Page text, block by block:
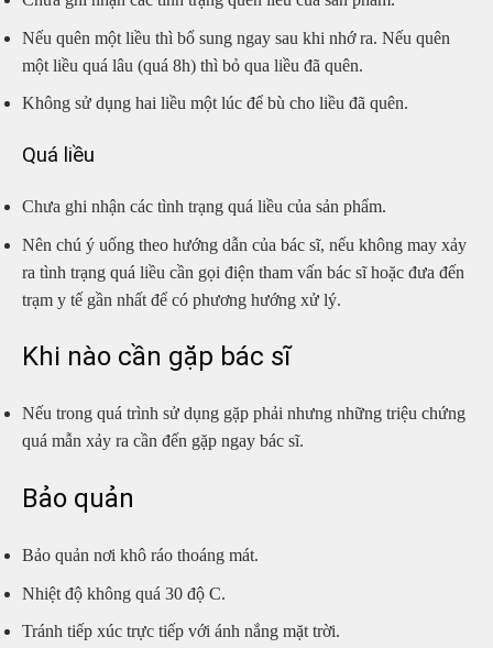
Nếu quên một liều thì bổ sung ngay sau khi nhớ ra. Nếu quên
một liều quá lâu (quá 8h) thì bỏ qua liều đã quên.
Không sử dụng hai liều một lúc để bù cho liều đã quên.
Quá liều
Chưa ghi nhận các tình trạng quá liều của sản phẩm.
Nên chú ý uống theo hướng dẫn của bác sĩ, nếu không may xảy
ra tình trạng quá liều cần gọi điện tham vấn bác sĩ hoặc đưa đến
trạm y tế gần nhất để có phương hướng xử lý.
Khi nào cần gặp bác sĩ
Nếu trong quá trình sử dụng gặp phải nhưng những triệu chứng
quá mẫn xảy ra cần đến gặp ngay bác sĩ.
Bảo quản
Bảo quản nơi khô ráo thoáng mát.
Nhiệt độ không quá 30 độ C.
Tránh tiếp xúc trực tiếp với ánh nắng mặt trời.